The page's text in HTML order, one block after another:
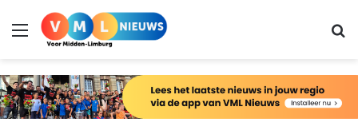
Menu